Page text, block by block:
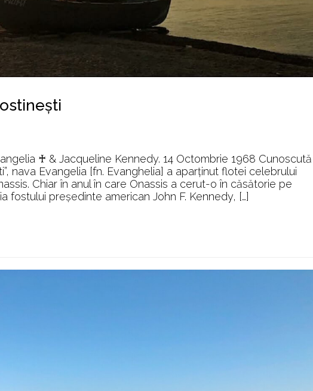
♰ & Jacqueline Kennedy. 14 Octombrie 1968 Cunoscută
nava Evangelia [fn. Evanghelia] a aparținut flotei celebrului
Chiar în anul în care Onassis a cerut-o în căsătorie pe
fostului președinte american John F. Kennedy, […]